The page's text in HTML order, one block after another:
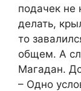
подачек не
делать,
то
общем. А
Магадан.
– Одно